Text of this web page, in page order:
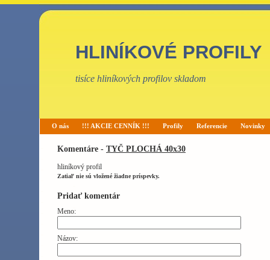
HLINÍKOVÉ PROFILY
tisíce hliníkových profilov skladom
O nás !!! AKCIE CENNÍK !!! Profily Referencie Novinky
Komentáre - TYČ PLOCHÁ 40x30
hliníkový profil
Zatiaľ nie sú vložené žiadne príspevky.
Pridať komentár
Meno:
Názov: